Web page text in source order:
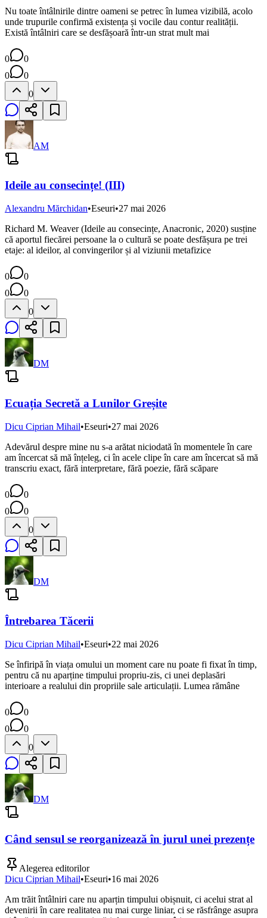
Nu toate întâlnirile dintre oameni se petrec în lumea vizibilă, acolo
unde trupurile confirmă existența și vocile dau contur realității.
Există întâlniri care se desfășoară într-un strat mult mai
0
0
0
0
0
AM
Ideile au consecințe! (III)
Alexandru Mărchidan•Eseuri•27 mai 2026
Richard M. Weaver (Ideile au consecințe, Anacronic, 2020) susține
că aportul fiecărei persoane la o cultură se poate desfășura pe trei
etaje: al ideilor, al convingerilor și al viziunii metafizice
0
0
0
0
0
DM
Ecuația Secretă a Lunilor Greșite
Dicu Ciprian Mihail•Eseuri•27 mai 2026
Adevărul despre mine nu s-a arătat niciodată în momentele în care
am încercat să mă înțeleg, ci în acele clipe în care am încercat să mă
transcriu exact, fără interpretare, fără poezie, fără scăpare
0
0
0
0
0
DM
Întrebarea Tăcerii
Dicu Ciprian Mihail•Eseuri•22 mai 2026
Se înfiripă în viața omului un moment care nu poate fi fixat în timp,
pentru că nu aparține timpului propriu-zis, ci unei deplasări
interioare a realului din propriile sale articulații. Lumea rămâne
0
0
0
0
0
DM
Când sensul se reorganizează în jurul unei prezențe
Alegerea editorilor
Dicu Ciprian Mihail•Eseuri•16 mai 2026
Am trăit întâlniri care nu aparțin timpului obișnuit, ci acelui strat al
devenirii în care realitatea nu mai curge liniar, ci se răsfrânge asupra